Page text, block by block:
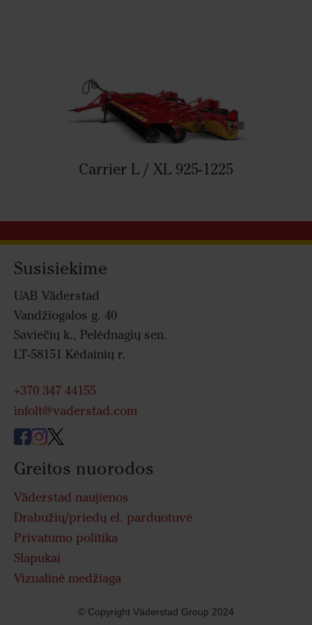
Carrier L / XL 925-1225
Susisiekime
UAB Väderstad
Vandžiogalos g. 40
Saviečių k., Pelėdnagių sen.
LT-58151 Kėdainių r.
+370 347 44155
infolt@vaderstad.com
Greitos nuorodos
Väderstad naujienos
Drabužių/priedų el. parduotuvė
Privatumo politika
Slapukai
Vizualinė medžiaga
© Copyright Väderstad Group 2024